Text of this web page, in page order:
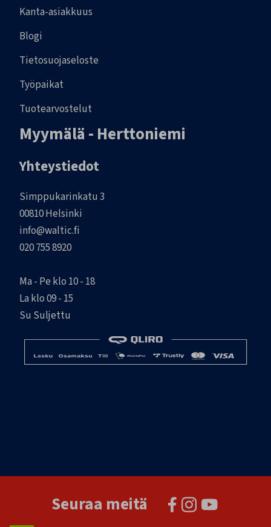
Kanta-asiakkuus
Blogi
Tietosuojaseloste
Työpaikat
Tuotearvostelut
Myymälä - Herttoniemi
Yhteystiedot
Simppukarinkatu 3
00810 Helsinki
info@waltic.fi
020 755 8920
Ma - Pe klo 10 - 18
La klo 09 - 15
Su Suljettu
Seuraa meitä